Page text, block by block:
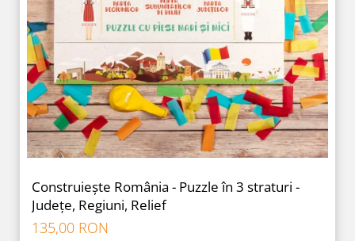
Construiește România - Puzzle în 3 straturi -
Județe, Regiuni, Relief
135,00 RON